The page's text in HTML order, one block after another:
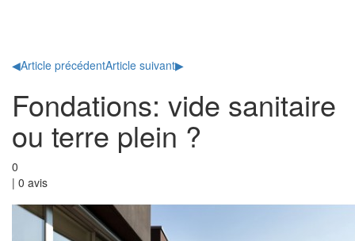
◀Article précédentArticle suivant▶
Fondations: vide sanitaire
ou terre plein ?
0
| 0 avis